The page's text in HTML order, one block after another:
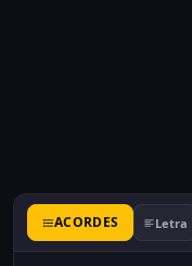
ACORDES Letra